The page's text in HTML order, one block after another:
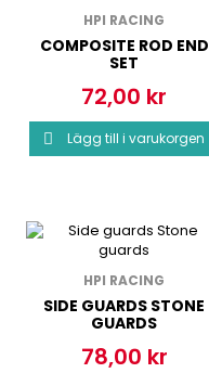
HPI RACING
COMPOSITE ROD END
SET
Pris
72,00 kr
 Lägg till i varukorgen
HPI RACING
SIDE GUARDS STONE
GUARDS
Pris
78,00 kr